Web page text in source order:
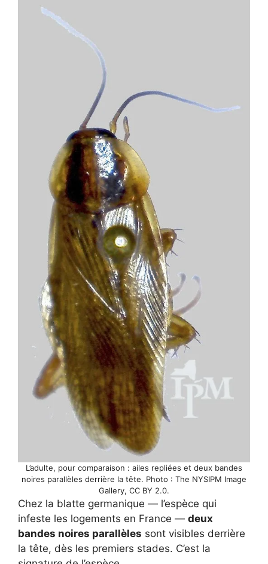
L’adulte, pour comparaison : ailes repliées et deux bandes
noires parallèles derrière la tête. Photo : The NYSIPM Image
Gallery, CC BY 2.0.
Chez la blatte germanique — l’espèce qui
infeste les logements en France — deux
bandes noires parallèles sont visibles derrière
la tête, dès les premiers stades. C’est la